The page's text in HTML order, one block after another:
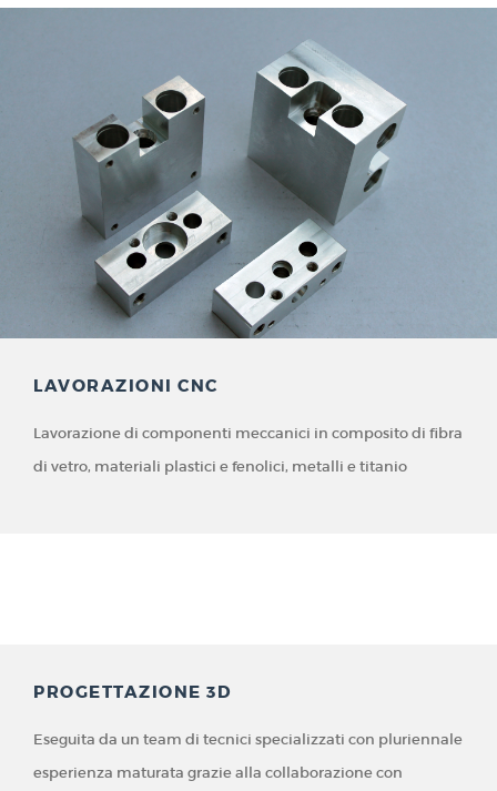
LAVORAZIONI CNC
Lavorazione di componenti meccanici in composito di fibra
di vetro, materiali plastici e fenolici, metalli e titanio
PROGETTAZIONE 3D
Eseguita da un team di tecnici specializzati con pluriennale
esperienza maturata grazie alla collaborazione con